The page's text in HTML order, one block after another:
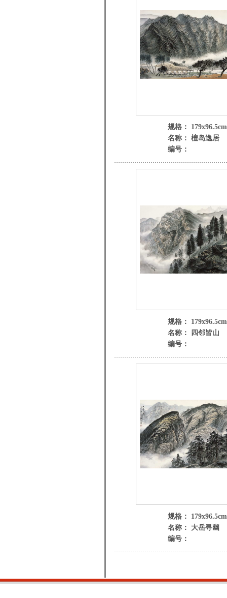
规格： 179x96.5cm
名称： 檀岛逸居
编号：
规格： 179x96.5cm
名称： 四邻皆山
编号：
规格： 179x96.5cm
名称： 大岳寻幽
编号：